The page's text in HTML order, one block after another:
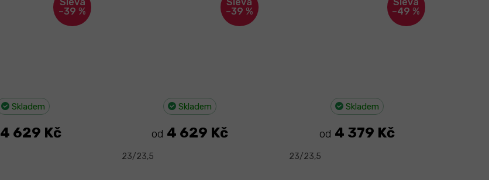
–39 %
Skladem
4 629 Kč
–39 %
Skladem
od 4 629 Kč
23/23,5
–49 %
Skladem
od 4 379 Kč
23/23,5